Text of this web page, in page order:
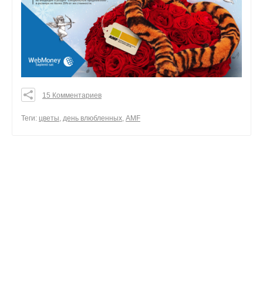
0
15 Комментариев
Теги: цветы, день влюбленных, AMF